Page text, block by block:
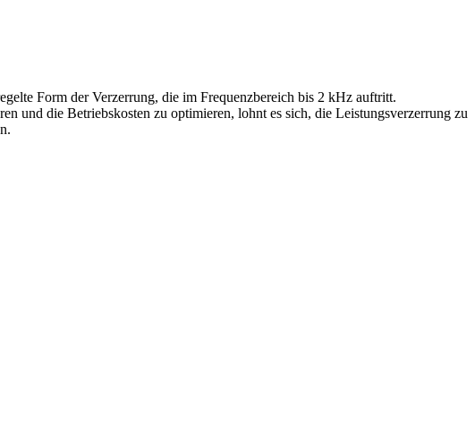
Form der Verzerrung, die im Frequenzbereich bis 2 kHz auftritt.
und die Betriebskosten zu optimieren, lohnt es sich, die Leistungsverzerrung zu